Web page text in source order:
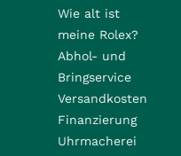
Wie alt ist
meine Rolex?
Abhol- und
Bringservice
Versandkosten
Finanzierung
Uhrmacherei